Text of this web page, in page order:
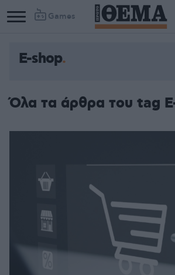
Games
E-shop
Όλα τα άρθρα του tag